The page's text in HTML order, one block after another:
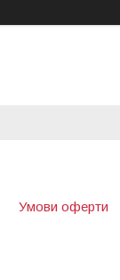
Умови оферти